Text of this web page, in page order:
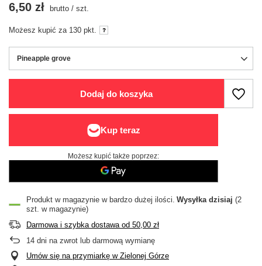
Pineapple grove
6,50 zł brutto / szt.
Możesz kupić za 130 pkt.
Dodaj do koszyka
Możesz kupić także poprzez:
Produkt w magazynie w bardzo dużej ilości Wysyłka dzisiaj (2
szt. w magazynie)
Darmowa i szybka dostawaod 50,00 zł
14 dni na zwrot lub darmową wymianę
Umów się na przymiarkę w Zielonej Górze